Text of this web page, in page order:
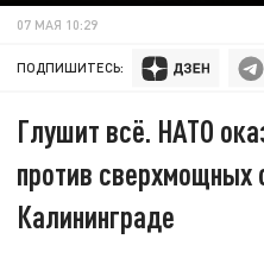
07 МАЯ 10:29
ПОДПИШИТЕСЬ:
Глушит всё. НАТО
против сверхмощных
Калининграде